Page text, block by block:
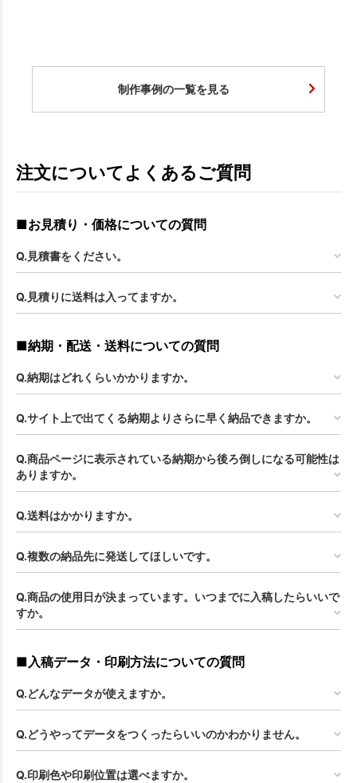
制作事例の一覧を見る
注文についてよくあるご質問
■お見積り・価格についての質問
Q.見積書をください。
Q.見積りに送料は入ってますか。
■納期・配送・送料についての質問
Q.納期はどれくらいかかりますか。
Q.サイト上で出てくる納期よりさらに早く納品できますか。
Q.商品ページに表示されている納期から後ろ倒しになる可能性は
ありますか。
Q.送料はかかりますか。
Q.複数の納品先に発送してほしいです。
Q.商品の使用日が決まっています。いつまでに入稿したらいいで
すか。
■入稿データ・印刷方法についての質問
Q.どんなデータが使えますか。
Q.どうやってデータをつくったらいいのかわかりません。
Q.印刷色や印刷位置は選べますか。